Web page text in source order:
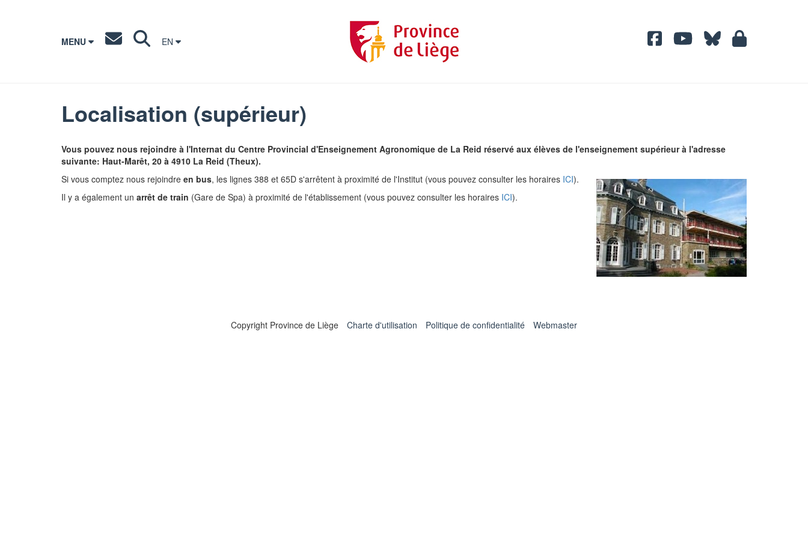
MENU EN
Localisation (supérieur)
Vous pouvez nous rejoindre à l'Internat du Centre Provincial d'Enseignement Agronomique de La Reid réservé aux élèves de l'enseignement supérieur à l'adresse
suivante: Haut-Marêt, 20 à 4910 La Reid (Theux).
Si vous comptez nous rejoindre en bus, les lignes 388 et 65D s'arrêtent à proximité de l'Institut (vous pouvez consulter les horaires ICI).
Il y a également un arrêt de train (Gare de Spa) à proximité de l'établissement (vous pouvez consulter les horaires ICI).
Copyright Province de Liège Charte d'utilisation Politique de confidentialité Webmaster